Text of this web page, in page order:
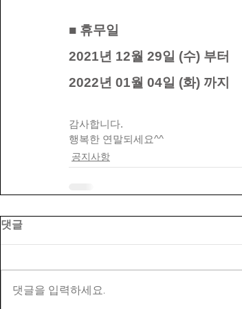
■ 휴무일
2021년 12월 29일 (수) 부터
2022년 01월 04일 (화) 까지
감사합니다.
행복한 연말되세요^^
공지사항
댓글
댓글을 입력하세요.